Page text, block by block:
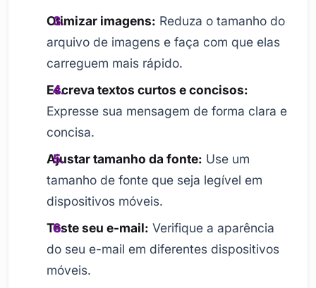
Otimizar imagens: Reduza o tamanho do
arquivo de imagens e faça com que elas
carreguem mais rápido.
Escreva textos curtos e concisos:
Expresse sua mensagem de forma clara e
concisa.
Ajustar tamanho da fonte: Use um
tamanho de fonte que seja legível em
dispositivos móveis.
Teste seu e-mail: Verifique a aparência
do seu e-mail em diferentes dispositivos
móveis.